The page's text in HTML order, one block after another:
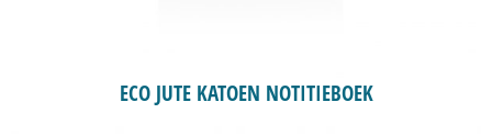
ECO JUTE KATOEN NOTITIEBOEK